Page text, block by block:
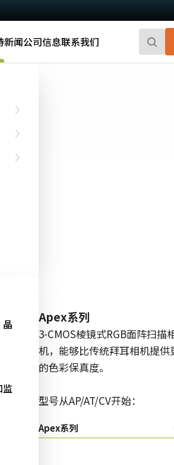
新闻公司信息联系我们
Sweep+系列
多传感器棱镜彩色/
RGB/SWIR线扫
Wave系列
用于短波红外
InGaAs 线扫
单传感器彩色
具有多样化的彩
相机可供选择，
括最新的Sony
单传感器单
具有多种类
相机可供选
括最新的
晶
监
号。
Apex系列
3-CMOS棱镜式RGB面阵扫描
机，能够比传统拜耳相机提供
的色彩保真度。
型号从AP/AT/CV开始：
Apex系列